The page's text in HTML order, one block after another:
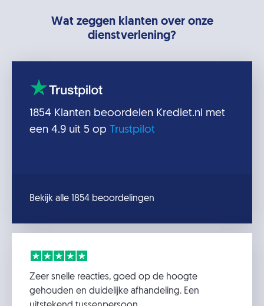
Wat zeggen klanten over onze
dienstverlening?
1854 Klanten beoordelen Krediet.nl met
een 4.9 uit 5 op Trustpilot
Bekijk alle 1854 beoordelingen
Zeer snelle reacties, goed op de hoogte
gehouden en duidelijke afhandeling. Een